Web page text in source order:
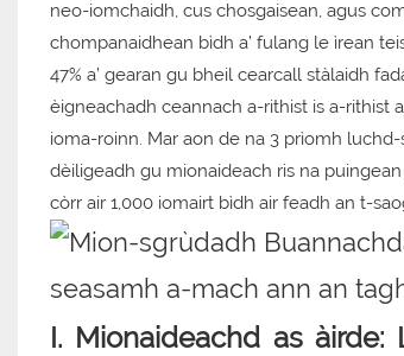
neo-iomchaidh, cus chosgaisean, agus
chompanaidhean bìdh a’ fulang le ìrean
47% a’ gearan gu bheil cearcall stàlaidh
èigneachadh ceannach a-rithist is a-rithist
ioma-roinn. Mar aon de na 3 prìomh
dèiligeadh gu mionaideach ris na
còrr air 1,000 iomairt bìdh air feadh an t-
I. Mionaideachd as àirde: